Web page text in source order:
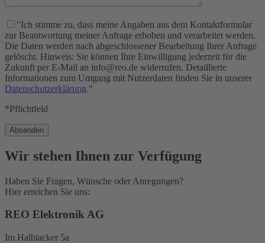
"Ich stimme zu, dass meine Angaben aus dem Kontaktformular
zur Beantwortung meiner Anfrage erhoben und verarbeitet werden.
Die Daten werden nach abgeschlossener Bearbeitung Ihrer Anfrage
gelöscht. Hinweis: Sie können Ihre Einwilligung jederzeit für die
Zukunft per E-Mail an info@reo.de widerrufen. Detaillierte
Informationen zum Umgang mit Nutzerdaten finden Sie in unserer
Datenschutzerklärung."
*Pflichtfeld
Wir stehen Ihnen zur Verfügung
Haben Sie Fragen, Wünsche oder Anregungen?
Hier erreichen Sie uns:
REO Elektronik AG
Im Halbiacker 5a